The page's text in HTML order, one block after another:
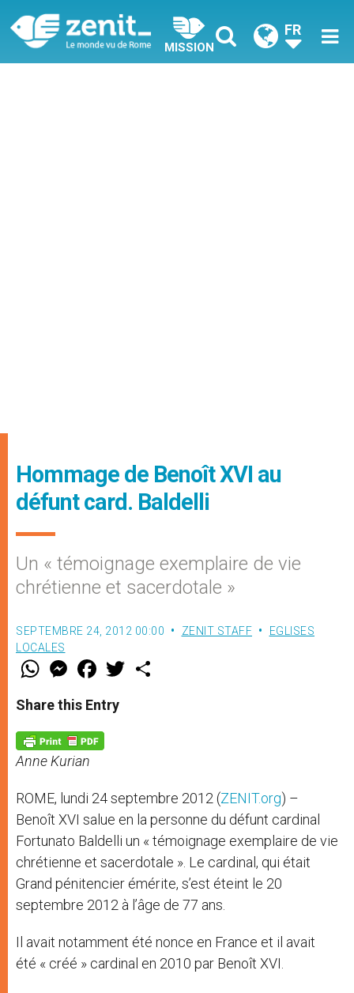
MISSION
FR
Hommage de Benoît XVI au
défunt card. Baldelli
Un « témoignage exemplaire de vie
chrétienne et sacerdotale »
SEPTEMBRE 24, 2012 00:00 ZENIT STAFF
EGLISES
LOCALES
W
t
s
p
p
M
e
s
e
g
e
r
F
a
e
b
o
k
w
Share this Entry
Anne Kurian
ROME, lundi 24 septembre 2012 (ZENIT.org) –
Benoît XVI salue en la personne du défunt cardinal
Fortunato Baldelli un « témoignage exemplaire de vie
chrétienne et sacerdotale ». Le cardinal, qui était
Grand pénitencier émérite, s’est éteint le 20
septembre 2012 à l’âge de 77 ans.
Il avait notamment été nonce en France et il avait
été « créé » cardinal en 2010 par Benoît XVI.